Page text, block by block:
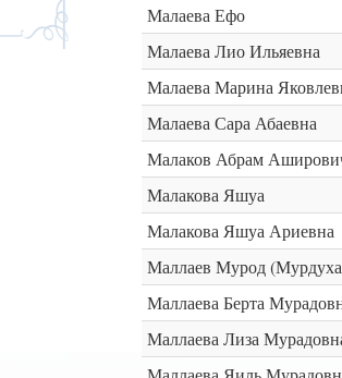
Малаева Ефо
Малаева Лио Ильяевна
Малаева Марина
Малаева Сара Абаевна
Малаков Абрам
Малакова Яшуа
Малакова Яшуа Ариевна
Маллаев Мурод
Маллаева Берта
Маллаева Лиза